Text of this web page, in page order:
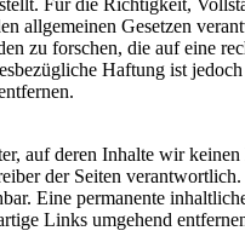
allgemeinen Gesetzen
zu forschen, die auf eine
Haftung ist
auf deren Inhalte wir
der Seiten
Eine permanente
Links umgehend